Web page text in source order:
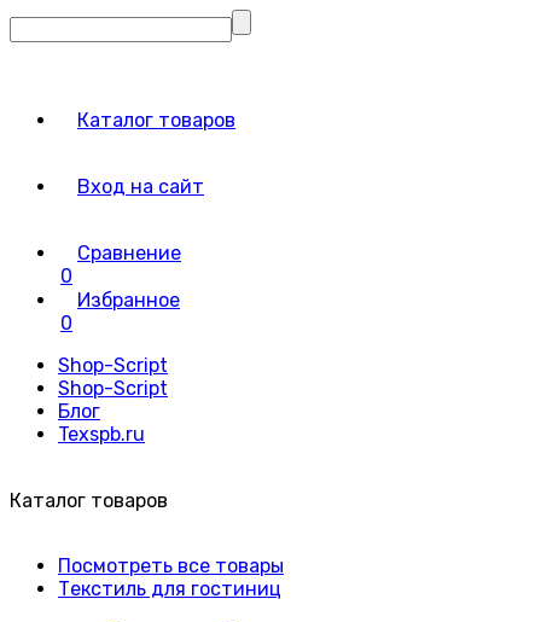
Каталог товаров
Вход на сайт
Сравнение
0
Избранное
0
Shop-Script
Shop-Script
Блог
Texspb.ru
Каталог товаров
Посмотреть все товары
Текстиль для гостиниц